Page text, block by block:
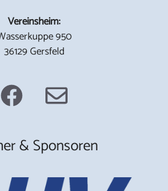
Vereinsheim:
950
36129 Gersfeld
& Sponsoren